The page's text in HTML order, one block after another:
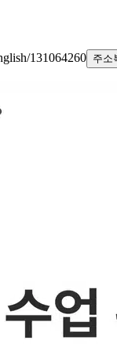
131064260 주소